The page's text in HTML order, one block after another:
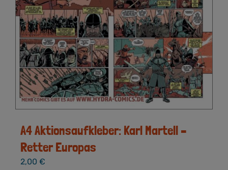
A4 Aktionsaufkleber: Karl Martell –
Retter Europas
2,00 €